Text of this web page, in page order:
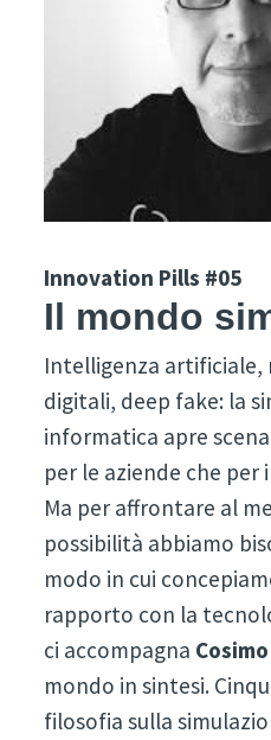
Innovation Pills #05
Il mondo
Intelligenza artificiale,
digitali, deep fake: la
informatica apre
per le aziende che
Ma per affrontare al
possibilità abbiamo
modo in cui
rapporto con la
ci accompagna
mondo in sintesi.
filosofia sulla